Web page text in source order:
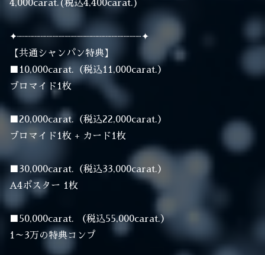
4,000carat.(税込4,400carat.)
✦┈┈┈┈┈┈┈┈┈┈┈┈┈┈┈┈┈┈┈┈┈✦
【共通シャンパン特典】
■10,000carat.（税込11,000carat.）
ブロマイド1枚
■20,000carat.（税込22,000carat.）
ブロマイド1枚 + カード1枚
■30,000carat.（税込33,000carat.）
A4ポスター 1枚
■50,000carat. （税込55,000carat.）
1～3万の特典コンプ